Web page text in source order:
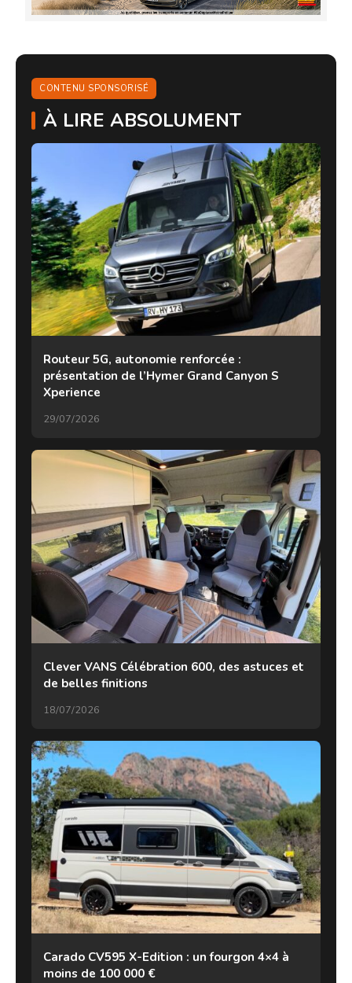
CONTENU SPONSORISÉ
À LIRE ABSOLUMENT
Routeur 5G, autonomie renforcée :
présentation de l’Hymer Grand Canyon S
Xperience
29/07/2026
Clever VANS Célébration 600, des astuces et
de belles finitions
18/07/2026
Carado CV595 X-Edition : un fourgon 4×4 à
moins de 100 000 €